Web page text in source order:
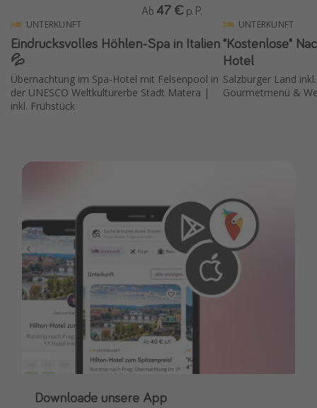
UNTERKUNFT
Eindrucksvolles Höhlen-Spa in Italien
💦
Übernachtung im Spa-Hotel mit Felsenpool in
der UNESCO Weltkulturerbe Stadt Matera |
inkl. Frühstück
Ab 47 € p. P.
UNTERKUNFT
"Kostenlose"
Hotel
Salzburger Land
Gourmetmenü &
Downloade unsere App